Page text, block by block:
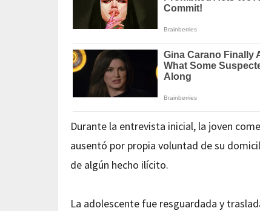
Durante la entrevista inicial, la joven
ausentó por propia voluntad de su
de algún hecho ilícito.
La adolescente fue resguardada y